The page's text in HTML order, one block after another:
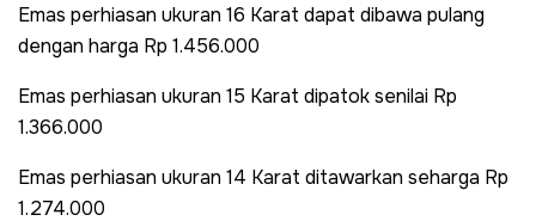
Emas perhiasan ukuran 16 Karat dapat dibawa pulang
dengan harga Rp 1.456.000
Emas perhiasan ukuran 15 Karat dipatok senilai Rp
1.366.000
Emas perhiasan ukuran 14 Karat ditawarkan seharga Rp
1.274.000